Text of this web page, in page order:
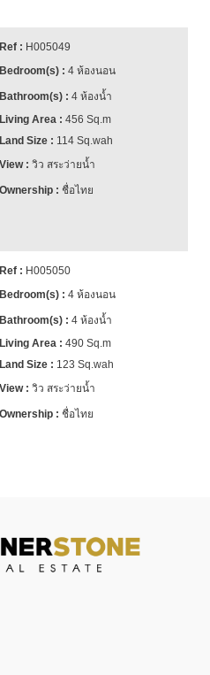
H005049
4 ห้องนอน
4 ห้องน้ำ
456 Sq.m
114 Sq.wah
วิว สระว่ายน้ำ
ชื่อไทย
H005050
4 ห้องนอน
4 ห้องน้ำ
490 Sq.m
123 Sq.wah
วิว สระว่ายน้ำ
ชื่อไทย